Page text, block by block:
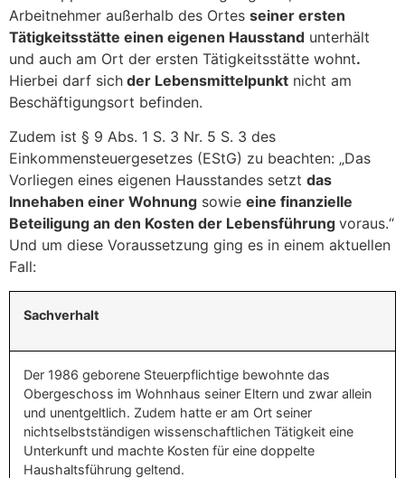
Arbeitnehmer außerhalb des Ortes seiner ersten
Tätigkeitsstätte einen eigenen Hausstand unterhält
und auch am Ort der ersten Tätigkeitsstätte wohnt.
Hierbei darf sich der Lebensmittelpunkt nicht am
Beschäftigungsort befinden.
Zudem ist § 9 Abs. 1 S. 3 Nr. 5 S. 3 des
Einkommensteuergesetzes (EStG) zu beachten: „Das
Vorliegen eines eigenen Hausstandes setzt das
Innehaben einer Wohnung sowie eine finanzielle
Beteiligung an den Kosten der Lebensführung voraus.“
Und um diese Voraussetzung ging es in einem aktuellen
Fall:
Sachverhalt
Der 1986 geborene Steuerpflichtige bewohnte das
Obergeschoss im Wohnhaus seiner Eltern und zwar allein
und unentgeltlich. Zudem hatte er am Ort seiner
nichtselbstständigen wissenschaftlichen Tätigkeit eine
Unterkunft und machte Kosten für eine doppelte
Haushaltsführung geltend.